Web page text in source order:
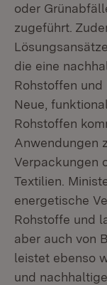
oder
zugeführt.
die eine
Rohstoffen und
Neue,
Rohstoffen
Anwendungen
Verpackungen
Textilien.
energetische
Rohstoffe und
aber auch von
leistet ebenso
und